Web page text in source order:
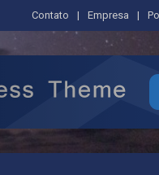
Contato Empresa